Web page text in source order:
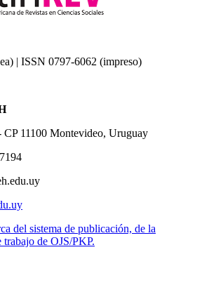
| ISSN 0797-6062 (impreso)
11100 Montevideo, Uruguay